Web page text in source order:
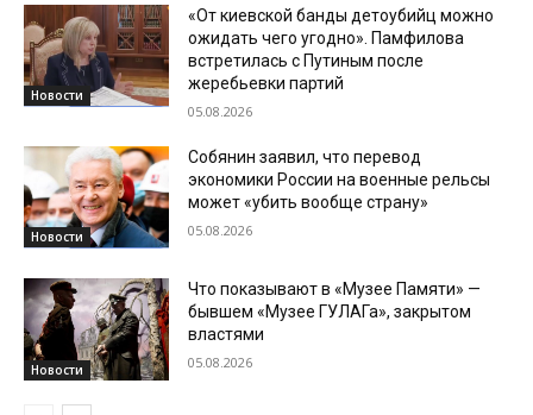
Новости
«От киевской банды детоубийц можно
ожидать чего угодно». Памфилова
встретилась с Путиным после
жеребьевки партий
05.08.2026
Новости
Собянин заявил, что перевод
экономики России на военные рельсы
может «убить вообще страну»
05.08.2026
Новости
Что показывают в «Музее Памяти» —
бывшем «Музее ГУЛАГа», закрытом
властями
05.08.2026